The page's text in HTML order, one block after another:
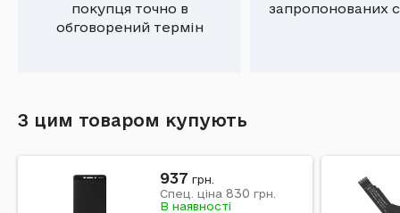
покупця точно в
обговорений термін
запропонованих
З цим товаром купують
937 грн.
Спец. ціна 830 грн.
В наявності